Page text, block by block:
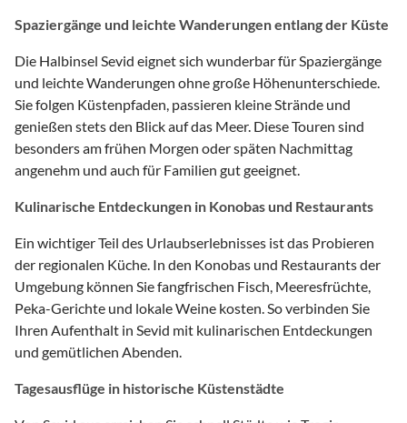
Spaziergänge und leichte Wanderungen entlang der Küste
Die Halbinsel Sevid eignet sich wunderbar für Spaziergänge
und leichte Wanderungen ohne große Höhenunterschiede.
Sie folgen Küstenpfaden, passieren kleine Strände und
genießen stets den Blick auf das Meer. Diese Touren sind
besonders am frühen Morgen oder späten Nachmittag
angenehm und auch für Familien gut geeignet.
Kulinarische Entdeckungen in Konobas und Restaurants
Ein wichtiger Teil des Urlaubserlebnisses ist das Probieren
der regionalen Küche. In den Konobas und Restaurants der
Umgebung können Sie fangfrischen Fisch, Meeresfrüchte,
Peka-Gerichte und lokale Weine kosten. So verbinden Sie
Ihren Aufenthalt in Sevid mit kulinarischen Entdeckungen
und gemütlichen Abenden.
Tagesausflüge in historische Küstenstädte